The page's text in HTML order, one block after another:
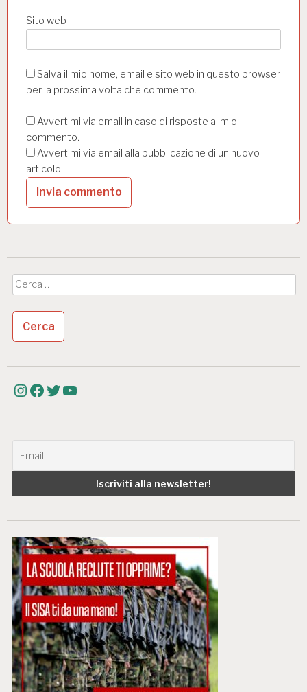
Sito web
Salva il mio nome, email e sito web in questo browser
per la prossima volta che commento.
Avvertimi via email in caso di risposte al mio
commento.
Avvertimi via email alla pubblicazione di un nuovo
articolo.
Ricerca
per:
Instagram
Facebook
Twitter
YouTube